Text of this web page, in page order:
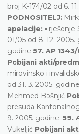
broj K-174/02 od 6.
PODNOSITELJ:
apelacije: ▪ rješenje
01/05 od 8. 12. 2005.
godine 57. AP
Pobijani akti/
mirovinsko i
od 31. 3. 2005.
Mehmed Bošnjić
presuda
9. 2005. godine. 59.
Vukeljić Pobijani